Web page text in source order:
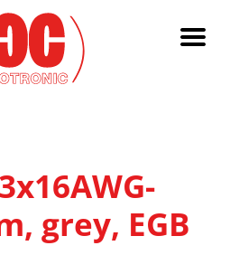
grey, EGB